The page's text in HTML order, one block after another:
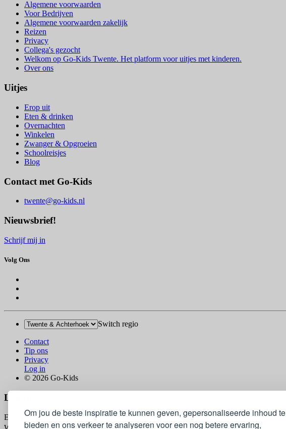
Om jou de beste inspiratie te kunnen geven, gepersonaliseerde inhoud te
bieden en ons verkeer te analyseren voor een nog betere ervaring,
Algemene voorwaarden
Voor Bedrijven
Algemene voorwaarden zakelijk
Reizen
Privacy
Collega's gezocht
Welkom op Go-Kids Twente. Het platform voor uitjes met kinderen.
Over ons
Uitjes
Erop uit
Eten & drinken
Overnachten
Winkelen
Zwanger & Opgroeien
Schoolreisjes
Blog
Contact met Go-Kids
twente@go-kids.nl
Nieuwsbrief!
Schrijf mij in
Volg Ons
Switch regio
Contact
Tip ons
Privacy
Log in
© 2026 Go-Kids
Log In
Email